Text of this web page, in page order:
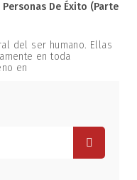
De Éxito (parte
del ser humano. Ellas
en toda
en